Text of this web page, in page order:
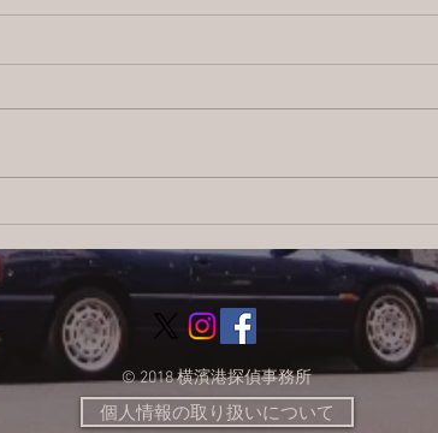
ス：信頼と安心をお届けする
調査のプロフェッショナル
© 2018 横濱港探偵事務所
個人情報の取り扱いについて